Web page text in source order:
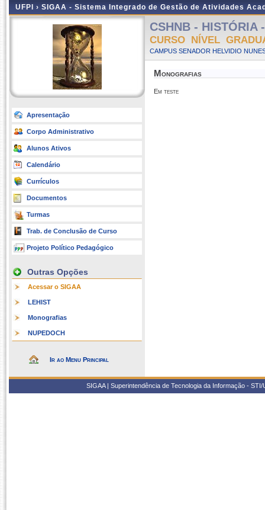
UFPI › SIGAA - Sistema Integrado de Gestão de Atividades
Apresentação
Corpo Administrativo
Alunos Ativos
Calendário
Currículos
Documentos
Turmas
Trab. de Conclusão de Curso
Projeto Político Pedagógico
Outras Opções
Acessar o SIGAA
LEHIST
Monografias
NUPEDOCH
Ir ao Menu Principal
CSHNB -
CURSO NÍVEL
CAMPUS SENADOR HELVIDIO
Monografias
Em teste
SIGAA | Superintendência de Tecnologia da Informação -